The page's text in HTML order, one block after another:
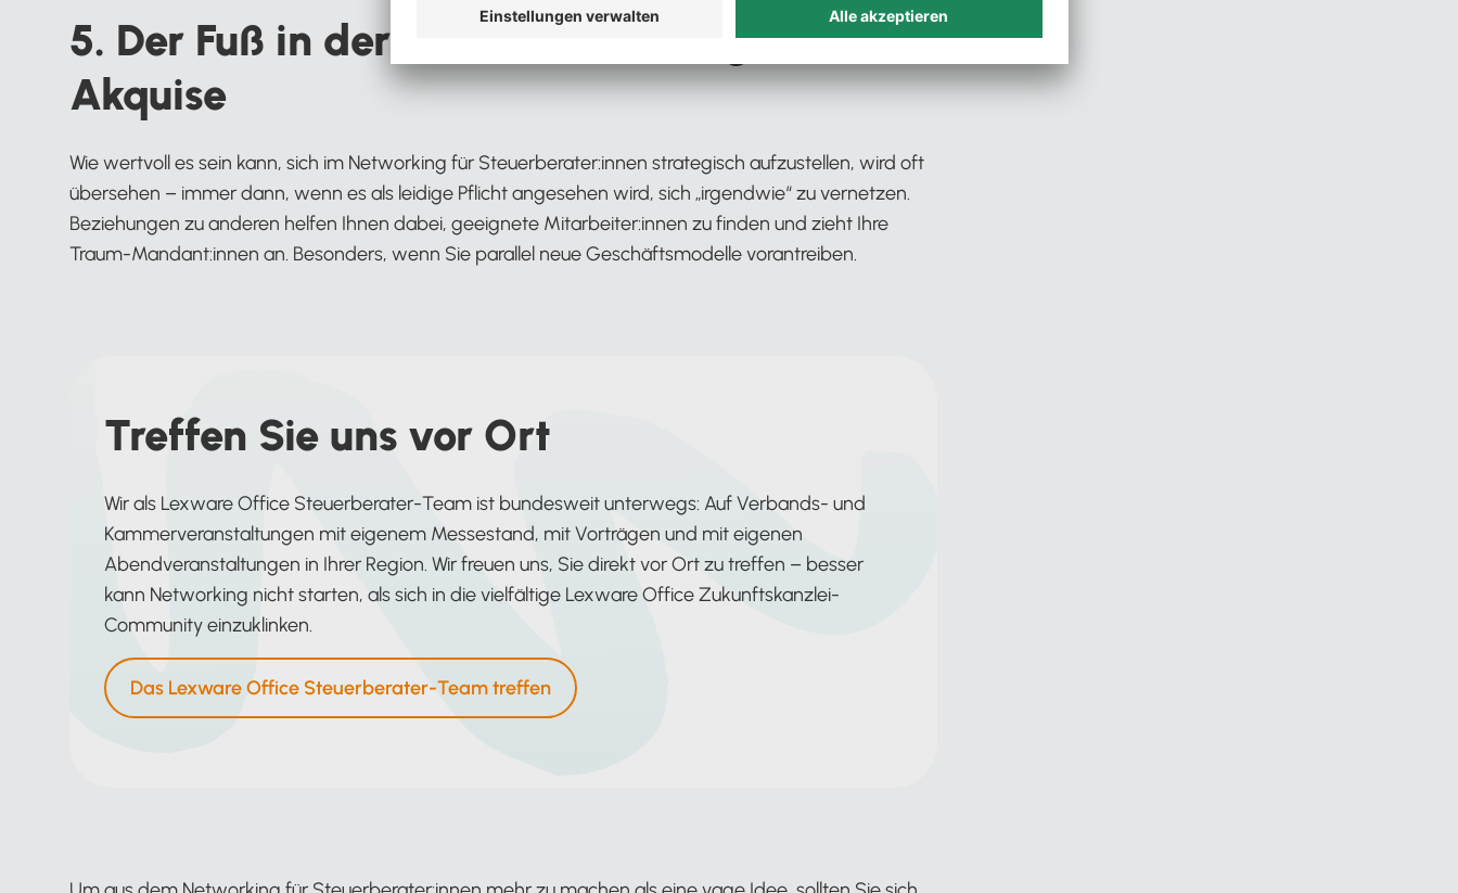
5. Der Fuß in der Tür für Recruiting und
Akquise
Wie wertvoll es sein kann, sich im Networking für Steuerberater:innen strategisch aufzustellen, wird oft
übersehen – immer dann, wenn es als leidige Pflicht angesehen wird, sich „irgendwie“ zu vernetzen.
Beziehungen zu anderen helfen Ihnen dabei, geeignete Mitarbeiter:innen zu finden und zieht Ihre
Traum-Mandant:innen an. Besonders, wenn Sie parallel neue Geschäftsmodelle vorantreiben.
Treffen Sie uns vor Ort
Wir als Lexware Office Steuerberater-Team ist bundesweit unterwegs: Auf Verbands- und
Kammerveranstaltungen mit eigenem Messestand, mit Vorträgen und mit eigenen
Abendveranstaltungen in Ihrer Region. Wir freuen uns, Sie direkt vor Ort zu treffen – besser
kann Networking nicht starten, als sich in die vielfältige Lexware Office Zukunftskanzlei-
Community einzuklinken.
Das Lexware Office Steuerberater-Team treffen